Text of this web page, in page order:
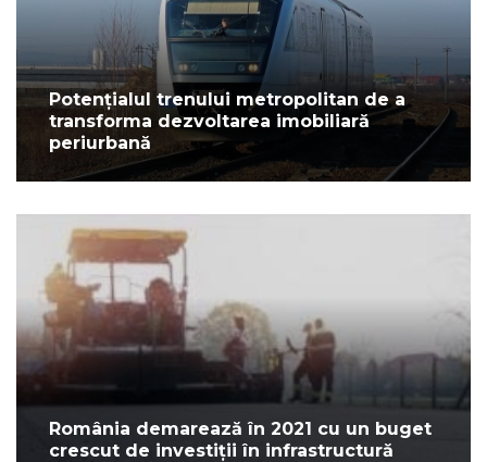
Potențialul trenului metropolitan de a
transforma dezvoltarea imobiliară
periurbană
România demarează în 2021 cu un buget
crescut de investiții în infrastructură